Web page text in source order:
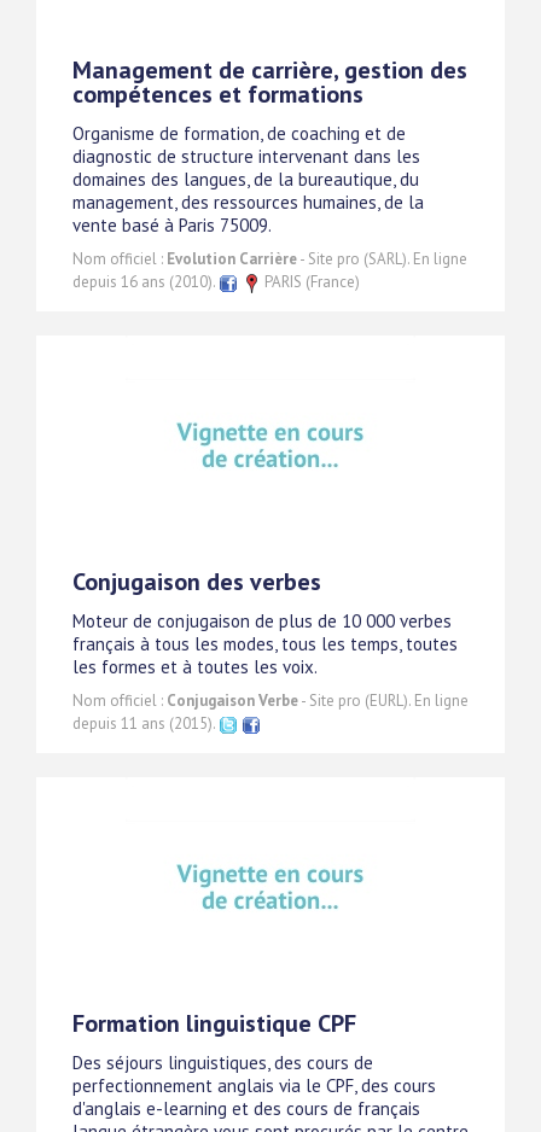
Management de carrière, gestion des
compétences et formations
Organisme de formation, de coaching et de
diagnostic de structure intervenant dans les
domaines des langues, de la bureautique, du
management, des ressources humaines, de la
vente basé à Paris 75009.
Nom officiel : Evolution Carrière- Site pro (SARL). En ligne
depuis 16 ans (2010).
PARIS (France)
Conjugaison des verbes
Moteur de conjugaison de plus de 10 000 verbes
français à tous les modes, tous les temps, toutes
les formes et à toutes les voix.
Nom officiel : Conjugaison Verbe- Site pro (EURL). En ligne
depuis 11 ans (2015).
Formation linguistique CPF
Des séjours linguistiques, des cours de
perfectionnement anglais via le CPF, des cours
d'anglais e-learning et des cours de français